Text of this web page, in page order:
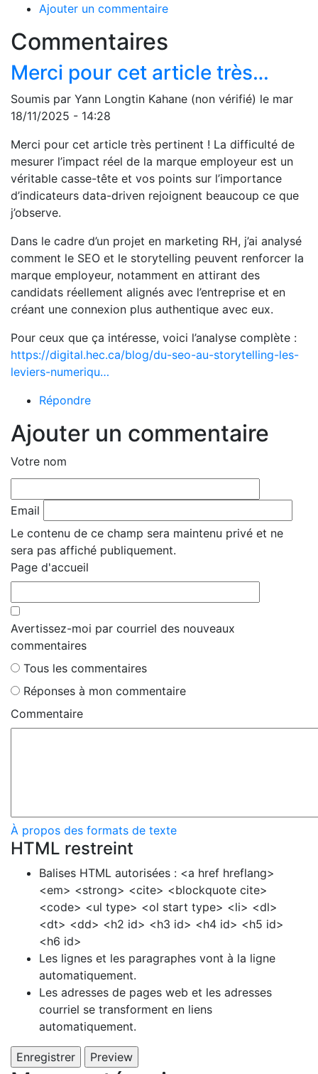
Ajouter un commentaire
Commentaires
Merci pour cet article très…
Soumis par Yann Longtin Kahane (non vérifié) le mar
18/11/2025 - 14:28
Merci pour cet article très pertinent ! La difficulté de
mesurer l’impact réel de la marque employeur est un
véritable casse-tête et vos points sur l’importance
d’indicateurs data-driven rejoignent beaucoup ce que
j’observe.
Dans le cadre d’un projet en marketing RH, j’ai analysé
comment le SEO et le storytelling peuvent renforcer la
marque employeur, notamment en attirant des
candidats réellement alignés avec l’entreprise et en
créant une connexion plus authentique avec eux.
Pour ceux que ça intéresse, voici l’analyse complète :
https://digital.hec.ca/blog/du-seo-au-storytelling-les-
leviers-numeriqu…
Répondre
Ajouter un commentaire
Votre nom
Email
Le contenu de ce champ sera maintenu privé et ne
sera pas affiché publiquement.
Page d'accueil
Avertissez-moi par courriel des nouveaux
commentaires
Tous les commentaires
Réponses à mon commentaire
Commentaire
À propos des formats de texte
HTML restreint
Balises HTML autorisées : <a href hreflang>
<em> <strong> <cite> <blockquote cite>
<code> <ul type> <ol start type> <li> <dl>
<dt> <dd> <h2 id> <h3 id> <h4 id> <h5 id>
<h6 id>
Les lignes et les paragraphes vont à la ligne
automatiquement.
Les adresses de pages web et les adresses
courriel se transforment en liens
automatiquement.